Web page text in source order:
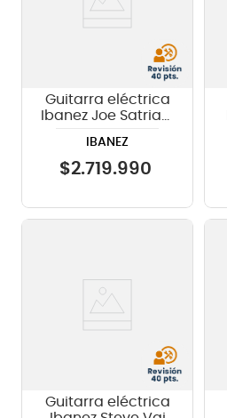
Guitarra eléctrica
Ibanez Joe Satriani
IBANEZ
$2.719.990
Guitarra eléctrica